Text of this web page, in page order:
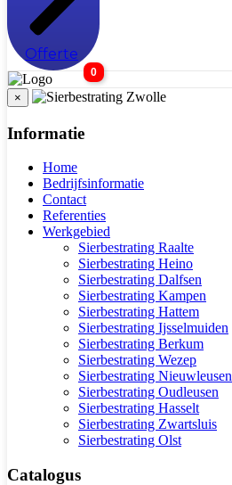
Offerte
0
×
Informatie
Home
Bedrijfsinformatie
Contact
Referenties
Werkgebied
Sierbestrating Raalte
Sierbestrating Heino
Sierbestrating Dalfsen
Sierbestrating Kampen
Sierbestrating Hattem
Sierbestrating Ijsselmuiden
Sierbestrating Berkum
Sierbestrating Wezep
Sierbestrating Nieuwleusen
Sierbestrating Oudleusen
Sierbestrating Hasselt
Sierbestrating Zwartsluis
Sierbestrating Olst
Catalogus